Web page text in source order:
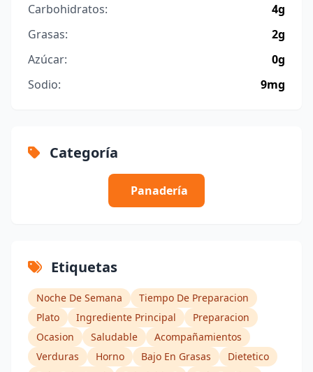
Carbohidratos:
4g
Grasas:
2g
Azúcar:
0g
Sodio:
9mg
Categoría
Panadería
Etiquetas
Noche De Semana
Tiempo De Preparacion
Plato
Ingrediente Principal
Preparacion
Ocasion
Saludable
Acompañamientos
Verduras
Horno Bajo En Grasas
Dietetico